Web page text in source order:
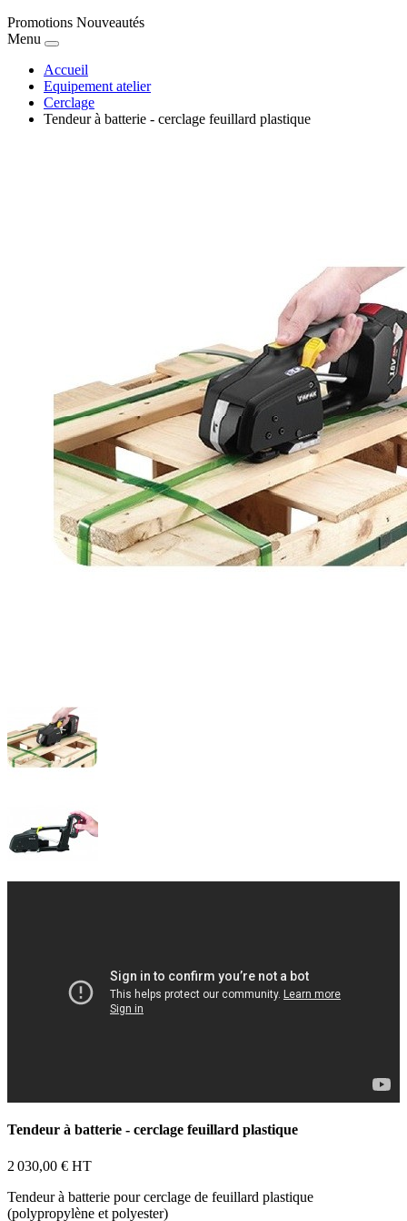
Promotions Nouveautés
Menu
Accueil
Equipement atelier
Cerclage
Tendeur à batterie - cerclage feuillard plastique
Tendeur à batterie - cerclage feuillard plastique
2 030,00 € HT
Tendeur à batterie pour cerclage de feuillard plastique
(polypropylène et polyester)